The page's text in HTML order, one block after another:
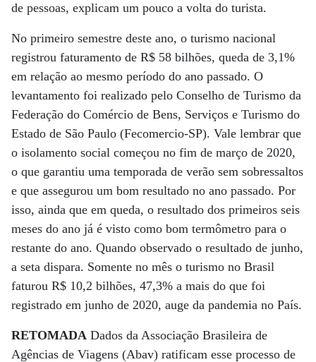
de pessoas, explicam um pouco a volta do turista.
No primeiro semestre deste ano, o turismo nacional
registrou faturamento de R$ 58 bilhões, queda de 3,1%
em relação ao mesmo período do ano passado. O
levantamento foi realizado pelo Conselho de Turismo da
Federação do Comércio de Bens, Serviços e Turismo do
Estado de São Paulo (Fecomercio-SP). Vale lembrar que
o isolamento social começou no fim de março de 2020,
o que garantiu uma temporada de verão sem sobressaltos
e que assegurou um bom resultado no ano passado. Por
isso, ainda que em queda, o resultado dos primeiros seis
meses do ano já é visto como bom termômetro para o
restante do ano. Quando observado o resultado de junho,
a seta dispara. Somente no mês o turismo no Brasil
faturou R$ 10,2 bilhões, 47,3% a mais do que foi
registrado em junho de 2020, auge da pandemia no País.
RETOMADA Dados da Associação Brasileira de
Agências de Viagens (Abav) ratificam esse processo de